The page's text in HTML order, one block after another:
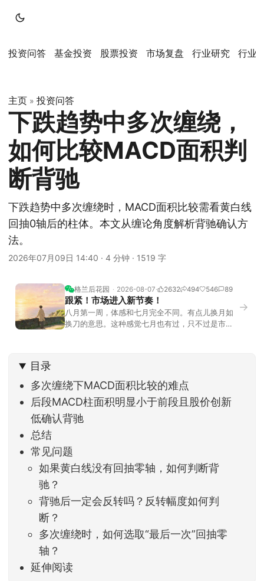
投资问答 基金投资 股票投资 市场复盘 行业研究 行业
主页 » 投资问答
下跌趋势中多次缠绕，
如何比较MACD面积判
断背驰
下跌趋势中多次缠绕时，MACD面积比较需看黄白线
回抽0轴后的柱体。本文从缠论角度解析背驰确认方
法。
2026年07月09日 14:40 · 4 分钟 · 1519 字
格兰后花园 2026-08-07 2632 494 546 89
跟紧！市场进入新节奏！
八月第一周，体感和七月完全不同。有点儿换月如
换刀的意思。这种感觉七月也有过，只不过是市场
家感受到了春天般的暖风。指数涨了百点，交易额
回暖到2
→
目录
多次缠绕下MACD面积比较的难点
后段MACD柱面积明显小于前段且股价创新
低确认背驰
总结
常见问题
如果黄白线没有回抽零轴，如何判断背
驰？
背驰后一定会反转吗？反转幅度如何判
断？
多次缠绕时，如何选取“最后一次”回抽零
轴？
延伸阅读